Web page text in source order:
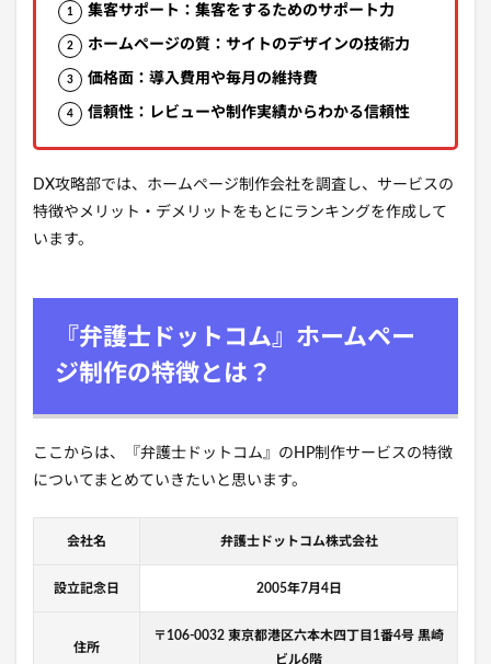
集客サポート：集客をするためのサポート力
ホームページの質：サイトのデザインの技術力
価格面：導入費用や毎月の維持費
信頼性：レビューや制作実績からわかる信頼性
DX攻略部では、ホームページ制作会社を調査し、サービスの
特徴やメリット・デメリットをもとにランキングを作成して
います。
『弁護士ドットコム』ホームペー
ジ制作の特徴とは？
ここからは、『弁護士ドットコム』のHP制作サービスの特徴
についてまとめていきたいと思います。
会社名 弁護士ドットコム株式会社
設立記念日 2005年7月4日
住所
〒106-0032 東京都港区六本木四丁目1番4号 黒崎
ビル6階